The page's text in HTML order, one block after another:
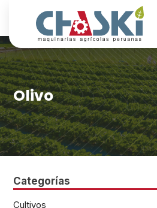
Olivo
Categorías
Cultivos